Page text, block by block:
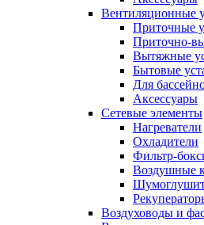
Вентиляционные
Приточные
Приточно-
Вытяжные
Бытовые
Для
Аксессуары
Сетевые элементы
Нагреватели
Охладители
Фильтр-
Воздушные
Воздуховоды и